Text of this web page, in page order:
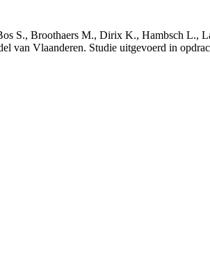
S., Broothaers M., Dirix K., Hambsch L.,
van Vlaanderen. Studie uitgevoerd in